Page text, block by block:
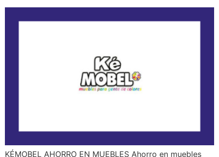
KÉMOBEL AHORRO EN MUEBLES Ahorro en muebles